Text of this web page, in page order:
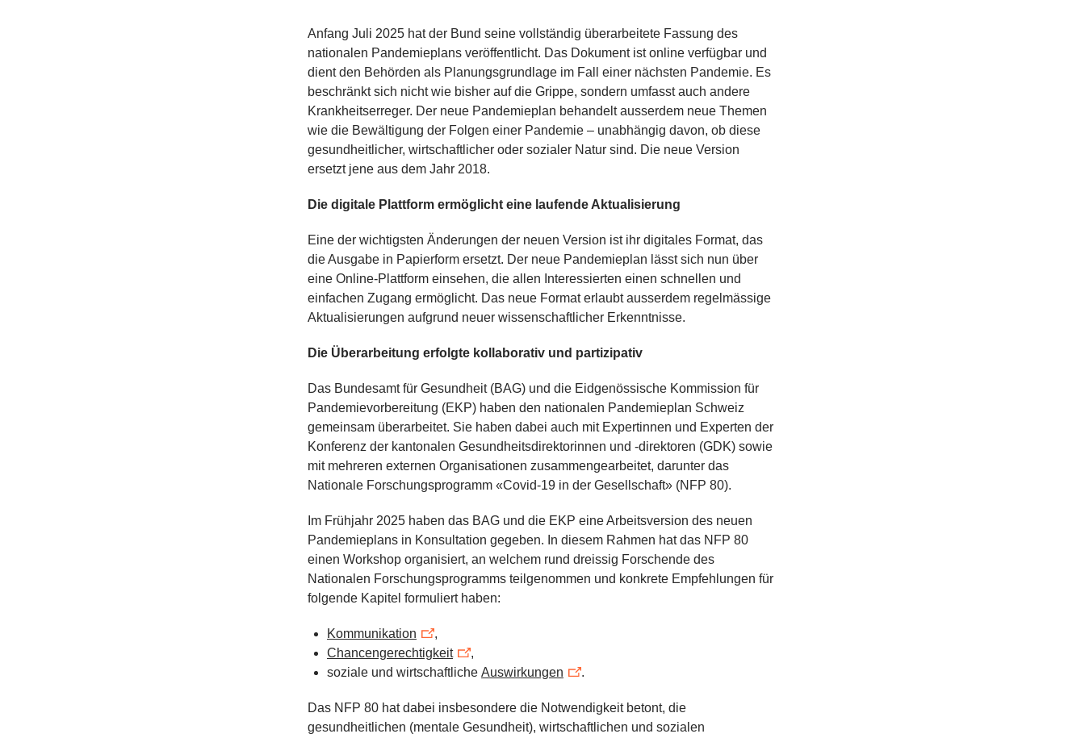
Anfang Juli 2025 hat der Bund seine vollständig überarbeitete Fassung des
nationalen Pandemieplans veröffentlicht. Das Dokument ist online verfügbar und
dient den Behörden als Planungsgrundlage im Fall einer nächsten Pandemie. Es
beschränkt sich nicht wie bisher auf die Grippe, sondern umfasst auch andere
Krankheitserreger. Der neue Pandemieplan behandelt ausserdem neue Themen
wie die Bewältigung der Folgen einer Pandemie – unabhängig davon, ob diese
gesundheitlicher, wirtschaftlicher oder sozialer Natur sind. Die neue Version
ersetzt jene aus dem Jahr 2018.
Die digitale Plattform ermöglicht eine laufende Aktualisierung
Eine der wichtigsten Änderungen der neuen Version ist ihr digitales Format, das
die Ausgabe in Papierform ersetzt. Der neue Pandemieplan lässt sich nun über
eine Online-Plattform einsehen, die allen Interessierten einen schnellen und
einfachen Zugang ermöglicht. Das neue Format erlaubt ausserdem regelmässige
Aktualisierungen aufgrund neuer wissenschaftlicher Erkenntnisse.
Die Überarbeitung erfolgte kollaborativ und partizipativ
Das Bundesamt für Gesundheit (BAG) und die Eidgenössische Kommission für
Pandemievorbereitung (EKP) haben den nationalen Pandemieplan Schweiz
gemeinsam überarbeitet. Sie haben dabei auch mit Expertinnen und Experten der
Konferenz der kantonalen Gesundheitsdirektorinnen und -direktoren (GDK) sowie
mit mehreren externen Organisationen zusammengearbeitet, darunter das
Nationale Forschungsprogramm «Covid-19 in der Gesellschaft» (NFP 80).
Im Frühjahr 2025 haben das BAG und die EKP eine Arbeitsversion des neuen
Pandemieplans in Konsultation gegeben. In diesem Rahmen hat das NFP 80
einen Workshop organisiert, an welchem rund dreissig Forschende des
Nationalen Forschungsprogramms teilgenommen und konkrete Empfehlungen für
folgende Kapitel formuliert haben:
Kommunikation
,
Chancengerechtigkeit
,
soziale und wirtschaftliche Auswirkungen .
Das NFP 80 hat dabei insbesondere die Notwendigkeit betont, die
gesundheitlichen (mentale Gesundheit), wirtschaftlichen und sozialen